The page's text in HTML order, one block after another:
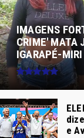
IMAGENS
CRIME' MATA
IGARAPÉ-MIRI
e